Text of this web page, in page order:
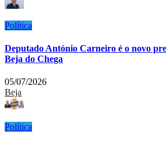
Política
Deputado António Carneiro é o novo
Beja do Chega
05/07/2026
Beja
Política